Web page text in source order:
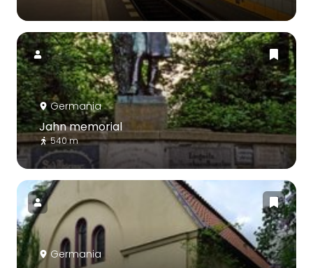
Germania
Jahn memorial
540 m
Germania